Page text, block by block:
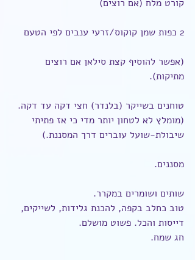
קורט מלח (אם רוצים)
2 כפות שמן קוקוס/זרעי ענבים לפי הטעם
(אפשר להוסיף קצת סילאן אם רוצים
מתיקות).
טוחנים בשייקר (בלנדר) חצי דקה עד דקה.
(מומלץ לא לטחון יותר מדי כי אז פתיתי
שיבולת-שועל עוברים דרך המסננת.)
מסננים.
שותים ושומרים במקרר.
טוב כחלב בקפה, להכנת גלידות, לשייקים,
דייסות והכל. פשוט מושלם.
חג שמח.